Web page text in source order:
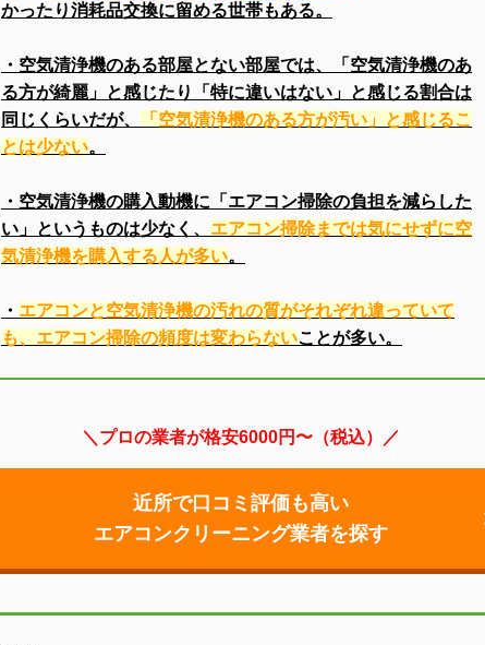
かったり消耗品交換に留める世帯もある。
・空気清浄機のある部屋とない部屋では、「空気清浄機のあ
る方が綺麗」と感じたり「特に違いはない」と感じる割合は
同じくらいだが、
「空気清浄機のある方が汚い」と感じるこ
とは少ない。
・空気清浄機の購入動機に「エアコン掃除の負担を減らした
い」というものは少なく、 エアコン掃除までは気にせずに空
気清浄機を購入する人が多い。
・ エアコンと空気清浄機の汚れの質がそれぞれ違っていて
も、エアコン掃除の頻度は変わらないことが多い。
＼プロの業者が格安6000円〜（税込）／
近所で口コミ評価も高い
エアコンクリーニング業者を探す